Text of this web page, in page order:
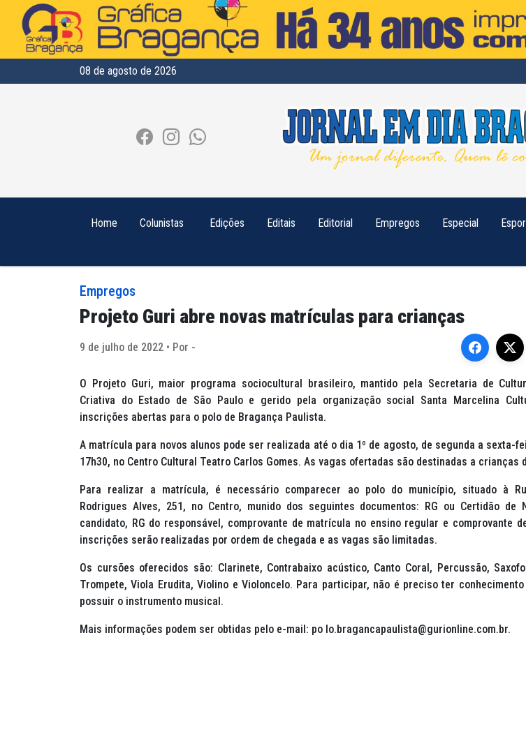
08 de agosto de 2026
Home Colunistas Edições Editais Editorial Empregos Especial
Empregos
Projeto Guri abre novas matrículas para crianças
9 de julho de 2022 • Por -
O Projeto Guri, maior programa sociocultural brasileiro, mantido pela Secretaria de
Criativa do Estado de São Paulo e gerido pela organização social Santa Marcelina
inscrições abertas para o polo de Bragança Paulista.
A matrícula para novos alunos pode ser realizada até o dia 1º de agosto, de segunda a sexta-
17h30, no Centro Cultural Teatro Carlos Gomes. As vagas ofertadas são destinadas a crianças
Para realizar a matrícula, é necessário comparecer ao polo do município, situado à
Rodrigues Alves, 251, no Centro, munido dos seguintes documentos: RG ou Certidão de
candidato, RG do responsável, comprovante de matrícula no ensino regular e comprovante
inscrições serão realizadas por ordem de chegada e as vagas são limitadas.
Os cursões oferecidos são: Clarinete, Contrabaixo acústico, Canto Coral, Percussão,
Trompete, Viola Erudita, Violino e Violoncelo. Para participar, não é preciso ter
possuir o instrumento musical.
Mais informações podem ser obtidas pelo e-mail: po lo.bragancapaulista@gurionline.com.br.